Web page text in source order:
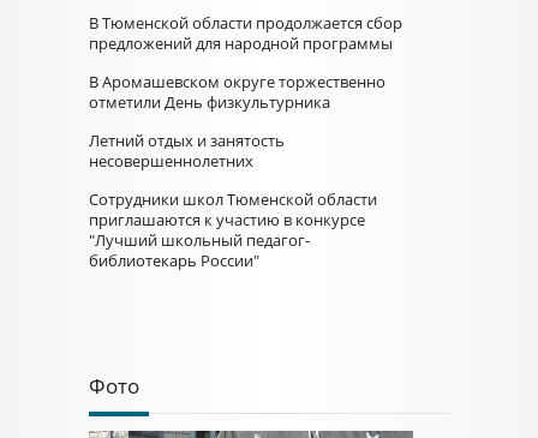
В Тюменской области продолжается сбор
предложений для народной программы
В Аромашевском округе торжественно
отметили День физкультурника
Летний отдых и занятость
несовершеннолетних
Сотрудники школ Тюменской области
приглашаются к участию в конкурсе
"Лучший школьный педагог-
библиотекарь России"
Фото